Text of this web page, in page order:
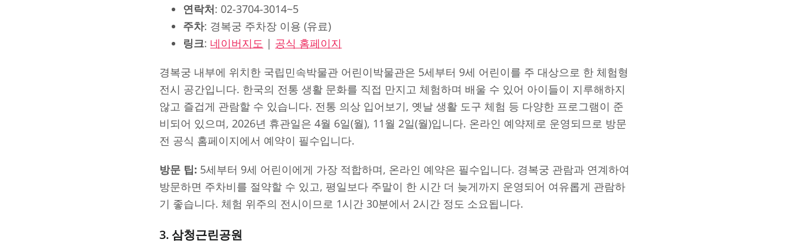
연락처: 02-3704-3014~5
주차: 경복궁 주차장 이용 (유료)
링크: 네이버지도 | 공식 홈페이지
경복궁 내부에 위치한 국립민속박물관 어린이박물관은 5세부터 9세 어린이를 주 대상으로 한 체험형
전시 공간입니다. 한국의 전통 생활 문화를 직접 만지고 체험하며 배울 수 있어 아이들이 지루해하지
않고 즐겁게 관람할 수 있습니다. 전통 의상 입어보기, 옛날 생활 도구 체험 등 다양한 프로그램이 준
비되어 있으며, 2026년 휴관일은 4월 6일(월), 11월 2일(월)입니다. 온라인 예약제로 운영되므로 방문
전 공식 홈페이지에서 예약이 필수입니다.
방문 팁: 5세부터 9세 어린이에게 가장 적합하며, 온라인 예약은 필수입니다. 경복궁 관람과 연계하여
방문하면 주차비를 절약할 수 있고, 평일보다 주말이 한 시간 더 늦게까지 운영되어 여유롭게 관람하
기 좋습니다. 체험 위주의 전시이므로 1시간 30분에서 2시간 정도 소요됩니다.
3. 삼청근린공원